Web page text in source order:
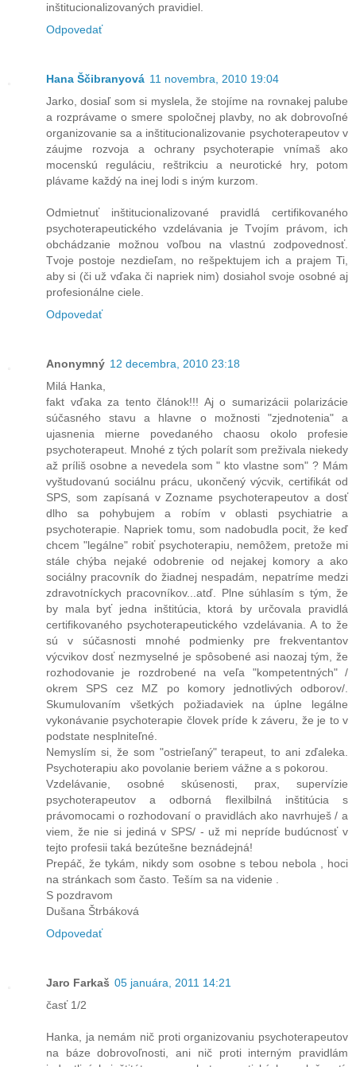
inštitucionalizovaných pravidiel.
Odpovedať
Hana Ščibranyová 11 novembra, 2010 19:04
Jarko, dosiaľ som si myslela, že stojíme na rovnakej palube
a rozprávame o smere spoločnej plavby, no ak dobrovoľné
organizovanie sa a inštitucionalizovanie psychoterapeutov v
záujme rozvoja a ochrany psychoterapie vnímaš ako
mocenskú reguláciu, reštrikciu a neurotické hry, potom
plávame každý na inej lodi s iným kurzom.
Odmietnuť inštitucionalizované pravidlá certifikovaného
psychoterapeutického vzdelávania je Tvojím právom, ich
obchádzanie možnou voľbou na vlastnú zodpovednosť.
Tvoje postoje nezdieľam, no rešpektujem ich a prajem Ti,
aby si (či už vďaka či napriek nim) dosiahol svoje osobné aj
profesionálne ciele.
Odpovedať
Anonymný 12 decembra, 2010 23:18
Milá Hanka,
fakt vďaka za tento článok!!! Aj o sumarizácii polarizácie
súčasného stavu a hlavne o možnosti "zjednotenia" a
ujasnenia mierne povedaného chaosu okolo profesie
psychoterapeut. Mnohé z tých polarít som preživala niekedy
až príliš osobne a nevedela som " kto vlastne som" ? Mám
vyštudovanú sociálnu prácu, ukončený výcvik, certifikát od
SPS, som zapísaná v Zozname psychoterapeutov a dosť
dlho sa pohybujem a robím v oblasti psychiatrie a
psychoterapie. Napriek tomu, som nadobudla pocit, že keď
chcem "legálne" robiť psychoterapiu, nemôžem, pretože mi
stále chýba nejaké odobrenie od nejakej komory a ako
sociálny pracovník do žiadnej nespadám, nepatríme medzi
zdravotníckych pracovníkov...atď. Plne súhlasím s tým, že
by mala byť jedna inštitúcia, ktorá by určovala pravidlá
certifikovaného psychoterapeutického vzdelávania. A to že
sú v súčasnosti mnohé podmienky pre frekventantov
výcvikov dosť nezmyselné je spôsobené asi naozaj tým, že
rozhodovanie je rozdrobené na veľa "kompetentných" /
okrem SPS cez MZ po komory jednotlivých odborov/.
Skumulovaním všetkých požiadaviek na úplne legálne
vykonávanie psychoterapie človek príde k záveru, že je to v
podstate nesplniteľné.
Nemyslím si, že som "ostrieľaný" terapeut, to ani zďaleka.
Psychoterapiu ako povolanie beriem vážne a s pokorou.
Vzdelávanie, osobné skúsenosti, prax, supervízie
psychoterapeutov a odborná flexilbilná inštitúcia s
právomocami o rozhodovaní o pravidlách ako navrhuješ / a
viem, že nie si jediná v SPS/ - už mi nepríde budúcnosť v
tejto profesii taká bezútešne beznádejná!
Prepáč, že tykám, nikdy som osobne s tebou nebola , hoci
na stránkach som často. Teším sa na videnie .
S pozdravom
Dušana Štrbáková
Odpovedať
Jaro Farkaš 05 januára, 2011 14:21
časť 1/2
Hanka, ja nemám nič proti organizovaniu psychoterapeutov
na báze dobrovoľnosti, ani nič proti interným pravidlám